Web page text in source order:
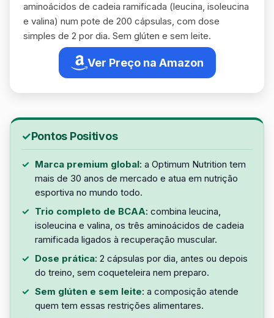
aminoácidos de cadeia ramificada (leucina, isoleucina
e valina) num pote de 200 cápsulas, com dose
simples de 2 por dia. Sem glúten e sem leite.
Ver Preço na Amazon
Pontos Positivos
Marca premium global: a Optimum Nutrition tem
mais de 30 anos de mercado e atua em nutrição
esportiva no mundo todo.
Trio completo de BCAA: combina leucina,
isoleucina e valina, os três aminoácidos de cadeia
ramificada ligados à recuperação muscular.
Dose prática: 2 cápsulas por dia, antes ou depois
do treino, sem coqueteleira nem preparo.
Sem glúten e sem leite: a composição atende
quem tem essas restrições alimentares.